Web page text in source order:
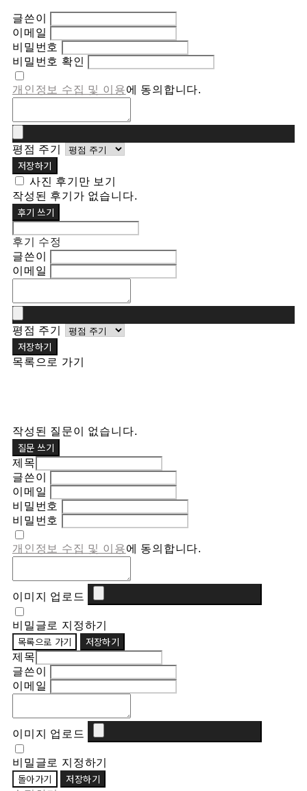
글쓴이
이메일
비밀번호
비밀번호 확인
개인정보 수집 및 이용에 동의합니다.
평점 주기
저장하기
사진 후기만 보기
작성된 후기가 없습니다.
후기 쓰기
후기 수정
글쓴이
이메일
평점 주기
저장하기
목록으로 가기
작성된 질문이 없습니다.
질문 쓰기
제목
글쓴이
이메일
비밀번호
비밀번호
개인정보 수집 및 이용에 동의합니다.
이미지 업로드
비밀글로 지정하기
목록으로 가기 저장하기
제목
글쓴이
이메일
이미지 업로드
비밀글로 지정하기
돌아가기 저장하기